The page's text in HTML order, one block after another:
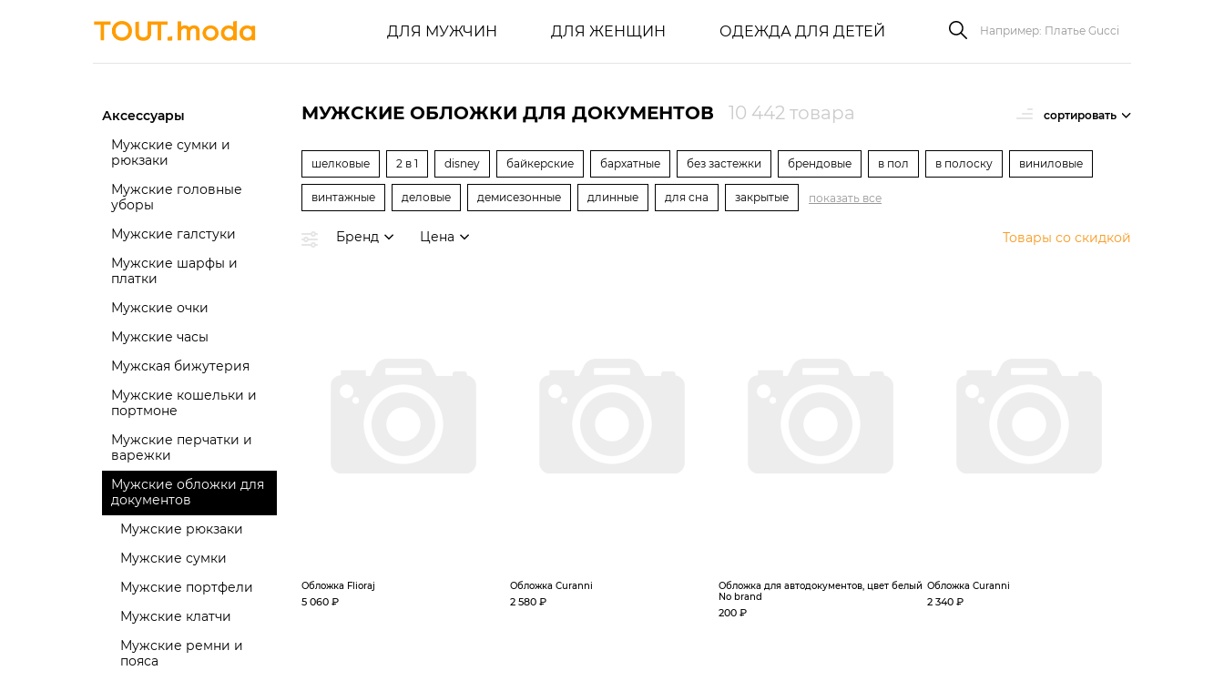
ДЛЯ МУЖЧИН ДЛЯ ЖЕНЩИН ОДЕЖДА ДЛЯ ДЕТЕЙ
Аксессуары
Мужские сумки и
рюкзаки
Мужские головные
уборы
Мужские галстуки
Мужские шарфы и
платки
Мужские очки
Мужские часы
Мужская бижутерия
Мужские кошельки и
портмоне
Мужские перчатки и
варежки
Мужские обложки для
документов
Мужские рюкзаки
Мужские сумки
Мужские портфели
Мужские клатчи
Мужские ремни и
пояса
МУЖСКИЕ ОБЛОЖКИ ДЛЯ ДОКУМЕНТОВ 10 442 товара сортировать
шелковые 2 в 1 disney байкерские бархатные без застежки брендовые в пол в полоску виниловые
винтажные деловые демисезонные длинные для сна закрытые показать все
Бренд Цена Товары со скидкой
Обложка Flioraj
5 060 ₽
Обложка Curanni
2 580 ₽
Обложка для автодокументов, цвет белый
No brand
200 ₽
Обложка Curanni
2 340 ₽